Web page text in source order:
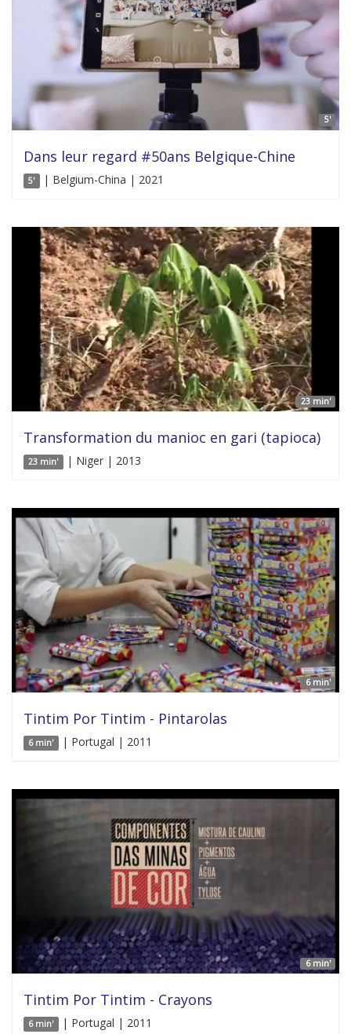
5'
Dans leur regard #50ans Belgique-Chine
5' | Belgium-China | 2021
23 min'
Transformation du manioc en gari (tapioca)
23 min' | Niger | 2013
6 min'
Tintim Por Tintim - Pintarolas
6 min' | Portugal | 2011
6 min'
Tintim Por Tintim - Crayons
6 min' | Portugal | 2011